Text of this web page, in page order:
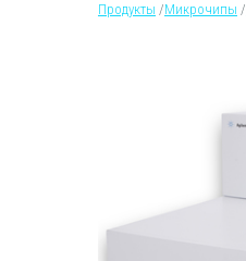
Продукты /Микрочипы /